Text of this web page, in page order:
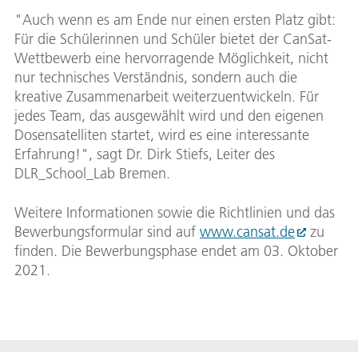
"Auch wenn es am Ende nur einen ersten Platz gibt:
Für die Schülerinnen und Schüler bietet der CanSat-
Wettbewerb eine hervorragende Möglichkeit, nicht
nur technisches Verständnis, sondern auch die
kreative Zusammenarbeit weiterzuentwickeln. Für
jedes Team, das ausgewählt wird und den eigenen
Dosensatelliten startet, wird es eine interessante
Erfahrung!", sagt Dr. Dirk Stiefs, Leiter des
DLR_School_Lab Bremen.
Weitere Informationen sowie die Richtlinien und das
Bewerbungsformular sind auf www.cansat.de
zu
finden. Die Bewerbungsphase endet am 03. Oktober
2021.